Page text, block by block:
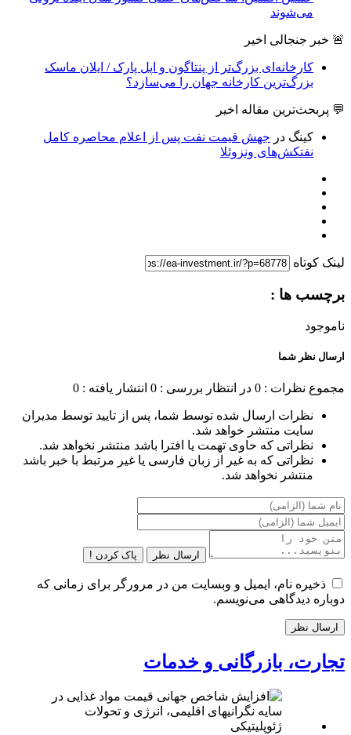
می‌شوند
🚨 خبر جنجالی اخیر
کارخانه‌ای بزرگ‌تر از پنتاگون و اپل پارک / ایلان ماسک
بزرگ‌ترین کارخانه جهان را می‌سازد؟
💬 پربحث‌ترین مقاله اخیر
کینگ در جهش قیمت نفت پس از اعلام محاصره کامل
نفتکش‌های ونزوئلا
لینک کوتاه
برچسب ها :
ناموجود
ارسال نظر شما
مجموع نظرات : 0 در انتظار بررسی : 0 انتشار یافته : 0
نظرات ارسال شده توسط شما، پس از تایید توسط مدیران
سایت منتشر خواهد شد.
نظراتی که حاوی تهمت یا افترا باشد منتشر نخواهد شد.
نظراتی که به غیر از زبان فارسی یا غیر مرتبط با خبر باشد
منتشر نخواهد شد.
ارسال نظر پاک کردن !
ذخیره نام، ایمیل و وبسایت من در مرورگر برای زمانی که
دوباره دیدگاهی می‌نویسم.
تجارت، بازرگانی و خدمات